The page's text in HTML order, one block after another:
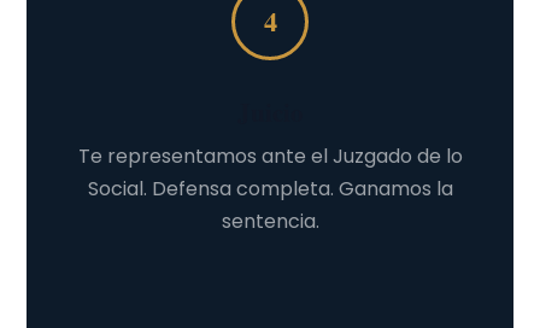
4
Te representamos ante el Juzgado de lo
Social. Defensa completa. Ganamos la
sentencia.